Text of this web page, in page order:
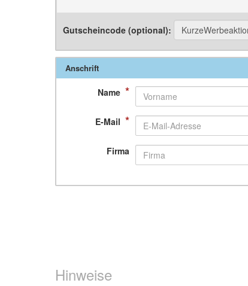
Gutscheincode (optional):
Anschrift
Name *
E-Mail *
Firma
Hinweise